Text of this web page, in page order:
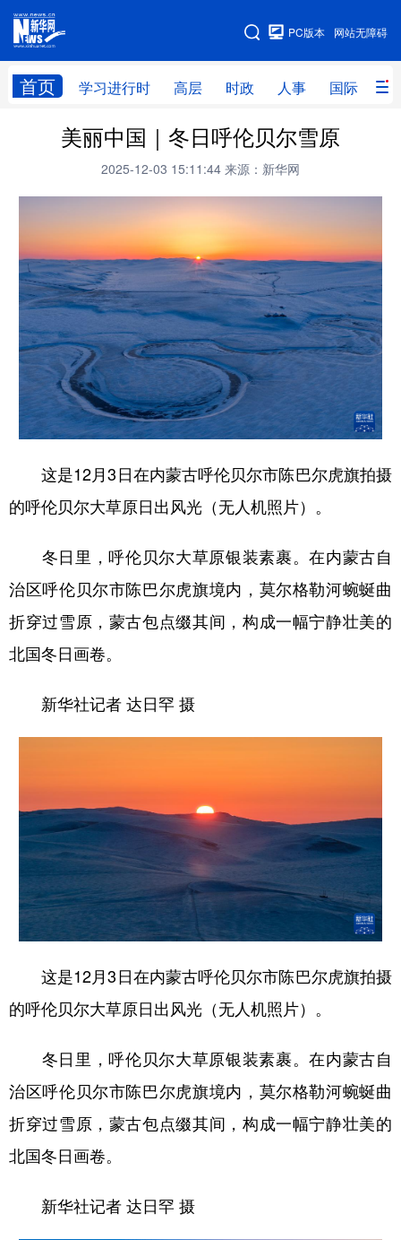
网站无障碍
PC版本
首页 学习进行时 高层 时政 人事 国际 财
网站地图
学习进行时 高层 时政 人事
财经 网评
思客智库 全球连线
科技 科创 量子 体育
文化 书画 健康 军事
视频 图片 政务
法律 中央文件 金融 汽车
食品 人居 信息化 数字经济
学术中国 乡村振兴 银龄 溯源中国
城市 旅游 能源 会展
彩票 娱乐 时尚
公益 一带一路 亚太网 上市公司
文化产业
地方频道
北京 天津
辽宁 吉林 上海 江苏
山东 河南
广东 重庆
云南
陕西 甘肃 宁夏
English Español Français عربى
Русский язык 日本語 한국어
美丽中国｜冬日呼伦贝尔雪原
2025-12-03 15:11:44 来源：新华网
这是12月3日在内蒙古呼伦贝尔市陈巴尔虎旗拍摄
的呼伦贝尔大草原日出风光（无人机照片）。
冬日里，呼伦贝尔大草原银装素裹。在内蒙古自
治区呼伦贝尔市陈巴尔虎旗境内，莫尔格勒河蜿蜒曲
折穿过雪原，蒙古包点缀其间，构成一幅宁静壮美的
北国冬日画卷。
新华社记者 达日罕 摄
这是12月3日在内蒙古呼伦贝尔市陈巴尔虎旗拍摄
的呼伦贝尔大草原日出风光（无人机照片）。
冬日里，呼伦贝尔大草原银装素裹。在内蒙古自
治区呼伦贝尔市陈巴尔虎旗境内，莫尔格勒河蜿蜒曲
折穿过雪原，蒙古包点缀其间，构成一幅宁静壮美的
北国冬日画卷。
新华社记者 达日罕 摄